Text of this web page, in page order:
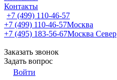
Контакты
+7 (499) 110-46-57
+7 (499) 110-46-57Москва
+7 (495) 183-56-67Москва Север
Заказать звонок
Задать вопрос
Войти